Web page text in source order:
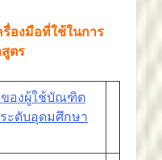
องมือที่ใช้ในการ
ตร
ของผู้ใช้บัณฑิต
ะดับอุดมศึกษา